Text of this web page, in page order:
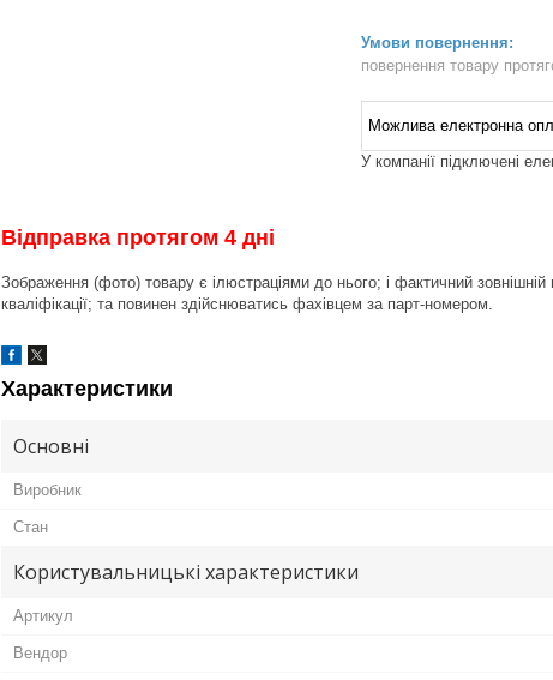
повернення товару
У компанії підключені
Відправка протягом 4 дні
Зображення (фото) товару є ілюстраціями до нього; і фактичний
кваліфікації; та повинен здійснюватись фахівцем за парт-номером.
Характеристики
Основні
Виробник
Стан
Користувальницькі характеристики
Артикул
Вендор